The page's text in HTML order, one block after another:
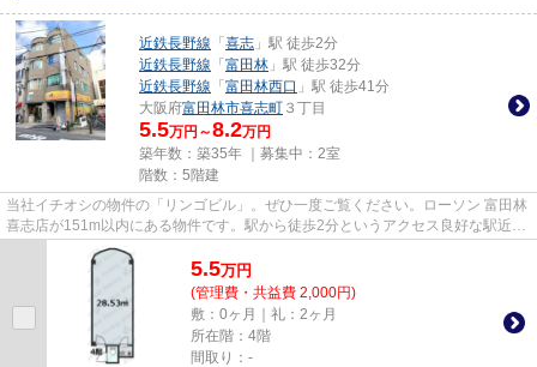
近鉄長野線 「 喜志 」駅 徒歩2分
近鉄長野線 「 富田林 」駅 徒歩32分
近鉄長野線 「 富田林西口 」駅 徒歩41分
大阪府富田林市喜志町 ３丁目
5.5万円～8.2万円
築年数：築35年 ｜募集中： 2室
階数：5階建
当社イチオシの物件の「リンゴビル」。ぜひ一度ご覧ください。ローソン 富田林
喜志店が151m以内にある物件です。駅から徒歩2分というアクセス良好な駅近物
件はいかがですか。
5.5万円
(管理費・共益費 2,000円)
敷：0ヶ月｜礼：2ヶ月
所在階：4階
間取り：-